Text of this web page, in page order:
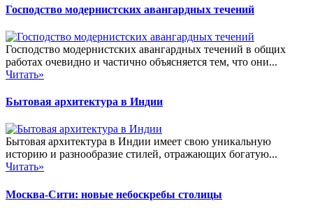
Господство модернистских авангардных течений
Господство модернистских авангардных течений в общих
работах очевидно и частично объясняется тем, что они...
Читать»
Бытовая архитектура в Индии
Бытовая архитектура в Индии имеет свою уникальную
историю и разнообразие стилей, отражающих богатую...
Читать»
Москва-Сити: новые небоскребы столицы